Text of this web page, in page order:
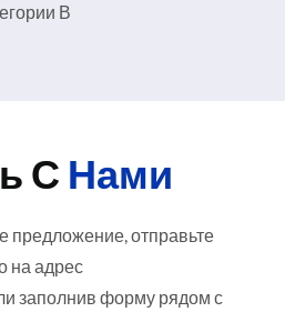
В
С Нами
предложение, отправьте
на адрес
заполнив форму рядом с